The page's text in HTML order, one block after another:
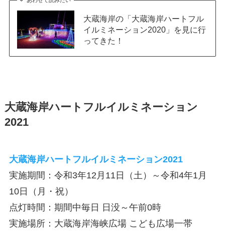
大蔵海岸の「大蔵海岸ハートフル
イルミネーション2020」を見に行
ってきた！
大蔵海岸ハートフルイルミネーション
2021
大蔵海岸ハートフルイルミネーション2021
実施期間：令和3年12月11日（土）～令和4年1月
10日（月・祝）
点灯時間：期間中毎日 日没～午前0時
実施場所：大蔵海岸海峡広場 こども広場一帯